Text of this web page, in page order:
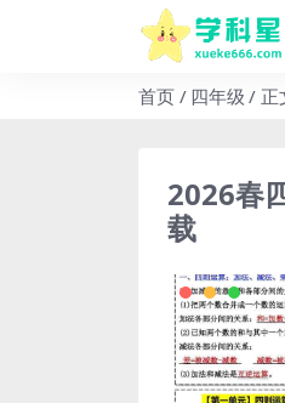
首页 四年级 正
2026春
载